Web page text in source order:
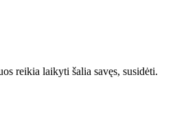
reikia laikyti šalia savęs, susidėti.